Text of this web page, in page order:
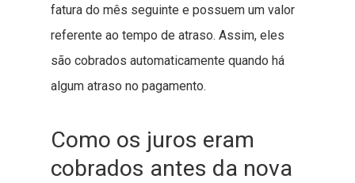
fatura do mês seguinte e possuem um valor
referente ao tempo de atraso. Assim, eles
são cobrados automaticamente quando há
algum atraso no pagamento.
Como os juros eram
cobrados antes da nova